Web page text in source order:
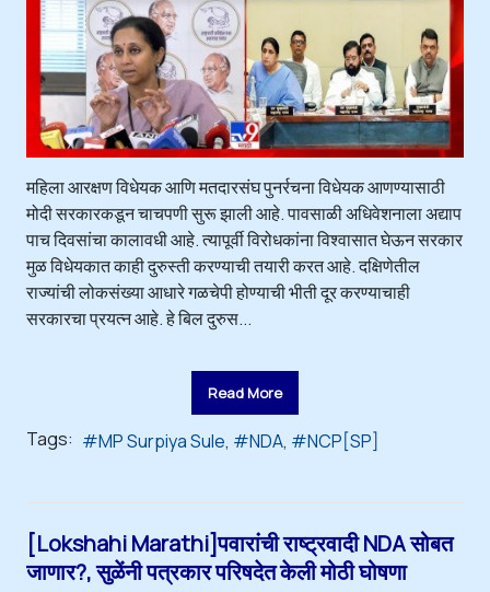
महिला आरक्षण विधेयक आणि मतदारसंघ पुनर्रचना विधेयक आणण्यासाठी
मोदी सरकारकडून चाचपणी सुरू झाली आहे. पावसाळी अधिवेशनाला अद्याप
पाच दिवसांचा कालावधी आहे. त्यापूर्वी विरोधकांना विश्वासात घेऊन सरकार
मुळ विधेयकात काही दुरुस्ती करण्याची तयारी करत आहे. दक्षिणेतील
राज्यांची लोकसंख्या आधारे गळचेपी होण्याची भीती दूर करण्याचाही
सरकारचा प्रयत्न आहे. हे बिल दुरुस...
Read More
Tags: MP Surpiya Sule NDA NCP[SP]
[Lokshahi Marathi]पवारांची राष्ट्रवादी NDA सोबत
जाणार?, सुळेंनी पत्रकार परिषदेत केली मोठी घोषणा